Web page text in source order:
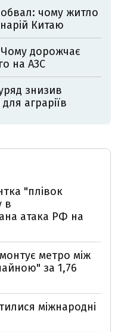
чому житло
Китаю
дорожчає
на АЗС
знизив
аграріїв
"плівок
в
атака РФ на
метро між
за 1,76
міжнародні